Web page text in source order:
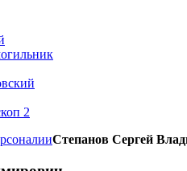
2
Степанов Сергей